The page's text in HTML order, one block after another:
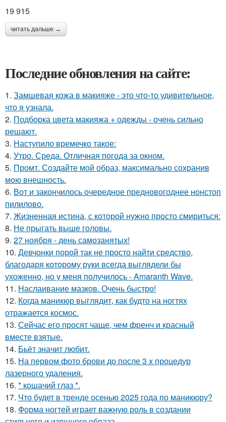
19 915
читать дальше →
Последние обновления на сайте:
1. Замшевая кожа в макияже - это что-то удивительное,
что я узнала.
2. Подборка цвета макияжа + одежды - очень сильно
решают.
3. Наступило времечко такое:
4. Утро. Среда. Отличная погода за окном.
5. Промт. Создайте мой образ, максимально сохранив
мою внешность.
6. Вот и закончилось очередное предновогоднее нонстоп
пилилово.
7. Жизненная истина, с которой нужно просто смириться:
8. Не прыгать выше головы.
9. 27 ноября - день самозанятых!
10. Девчонки порой так не просто найти средство,
благодаря которому руки всегда выглядели бы
ухоженно, но у меня получилось - Amaranth Wave.
11. Наслаивание мазков. Очень быстро!
12. Когда маникюр выглядит, как будто на ногтях
отражается космос.
13. Сейчас его просят чаще, чем френч и красный
вместе взятые.
14. Бьёт значит любит.
15. На первом фото брови до после 3 х процедур
лазерного удаления.
16. * кошачий глаз *.
17. Что будет в тренде осенью 2025 года по маникюру?
18. Форма ногтей играет важную роль в создании